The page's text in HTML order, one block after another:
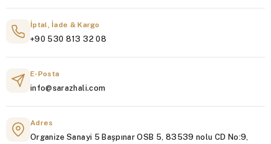
İptal, İade & Kargo
+90 530 813 32 08
E-Posta
info@sarazhali.com
Adres
Organize Sanayi 5 Başpınar OSB 5, 83539 nolu CD No:9,